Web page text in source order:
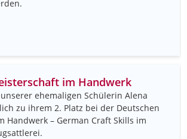
im Handwerk
ehemaligen Schülerin Alena
zu ihrem 2. Platz bei der Deutschen
Handwerk – German Craft Skills im